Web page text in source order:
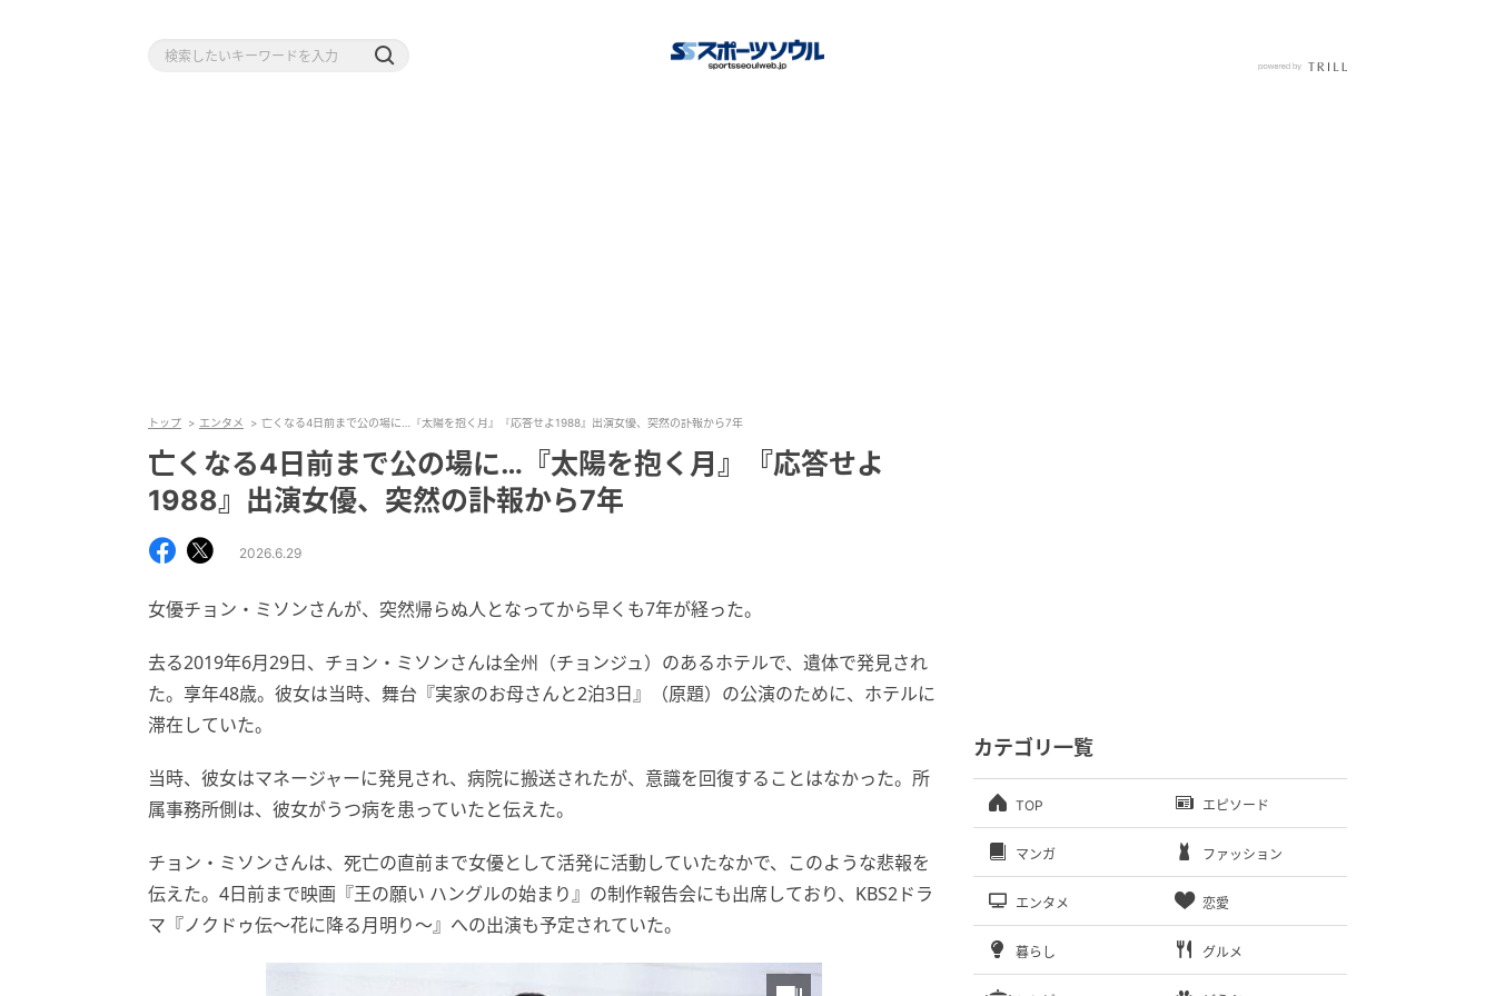
トップ エンタメ 亡くなる4日前まで公の場に…『太陽を抱く月』『応答せよ1988』出演女優、突然の訃報から7年
亡くなる4日前まで公の場に…『太陽を抱く月』『応答せよ
1988』出演女優、突然の訃報から7年
2026.6.29
女優チョン・ミソンさんが、突然帰らぬ人となってから早くも7年が経った。
去る2019年6月29日、チョン・ミソンさんは全州（チョンジュ）のあるホテルで、遺体で発見され
た。享年48歳。彼女は当時、舞台『実家のお母さんと2泊3日』（原題）の公演のために、ホテルに
滞在していた。
当時、彼女はマネージャーに発見され、病院に搬送されたが、意識を回復することはなかった。所
属事務所側は、彼女がうつ病を患っていたと伝えた。
チョン・ミソンさんは、死亡の直前まで女優として活発に活動していたなかで、このような悲報を
伝えた。4日前まで映画『王の願い ハングルの始まり』の制作報告会にも出席しており、KBS2ドラ
マ『ノクドゥ伝～花に降る月明り～』への出演も予定されていた。
カテゴリ一覧
TOP エピソード
マンガ ファッション
エンタメ 恋愛
暮らし グルメ